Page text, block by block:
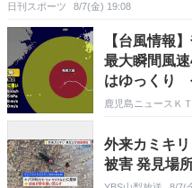
日刊スポーツ 8/7(金) 19:08
【台風情報
最大瞬間風
はゆっくり
鹿児島ニュースＫ
外来カミキ
被害 発見場